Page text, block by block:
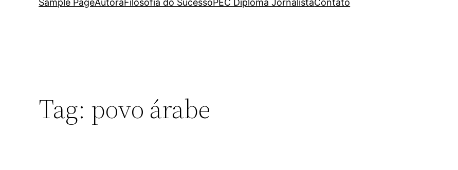
Sample PageAutoraFilosofia do SucessoPEC Diploma JornalistaContato
Tag: povo árabe